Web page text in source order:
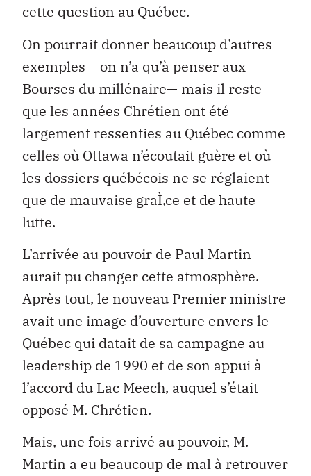
cette question au Québec.
On pourrait donner beaucoup d’autres
exemples— on n’a qu’à penser aux
Bourses du millénaire— mais il reste
que les années Chrétien ont été
largement ressenties au Québec comme
celles où Ottawa n’écoutait guère et où
les dossiers québécois ne se réglaient
que de mauvaise graÌ‚ce et de haute
lutte.
L’arrivée au pouvoir de Paul Martin
aurait pu changer cette atmosphère.
Après tout, le nouveau Premier ministre
avait une image d’ouverture envers le
Québec qui datait de sa campagne au
leadership de 1990 et de son appui à
l’accord du Lac Meech, auquel s’était
opposé M. Chrétien.
Mais, une fois arrivé au pouvoir, M.
Martin a eu beaucoup de mal à retrouver